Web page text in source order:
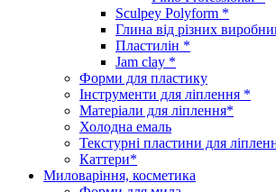
Sculpey Polyform *
Глина від різних
Пластилін *
Jam clay *
Форми для пластику
Інструменти для ліплення *
Матеріали для ліплення*
Холодна емаль
Текстурні пластини для
Каттери*
Миловаріння, косметика